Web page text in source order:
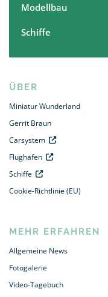
Modellbau
Schiffe
ÜBER
Miniatur Wunderland
Gerrit Braun
Carsystem
Flughafen
Schiffe
Cookie-Richtlinie (EU)
MEHR ERFAHREN
Allgemeine News
Fotogalerie
Video-Tagebuch